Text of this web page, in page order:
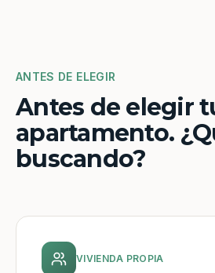
ANTES DE ELEGIR
Antes de elegir
apartamento.
buscando?
VIVIENDA PROPIA